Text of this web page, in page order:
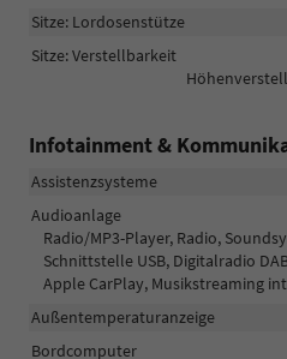
Sitze: Lordosenstütze
Sitze: Verstellbarkeit
Infotainment &
Assistenzsysteme
Audioanlage
Radio/MP3-Player, Radio,
Schnittstelle USB, Digitalradio
Apple CarPlay, Musikstreaming
Außentemperaturanzeige
Bordcomputer